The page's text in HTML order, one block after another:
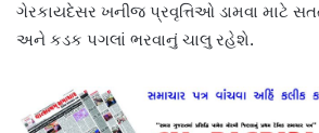
ગેરકાયદેસર ખનીજ પ્રવૃત્તિઓ ડામવા માટે
અને કડક પગલાં ભરવાનું ચાલુ રહેશે.